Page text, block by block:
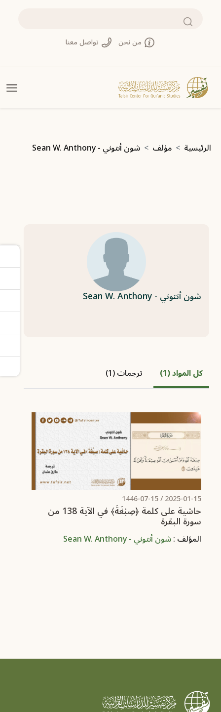
بحث
من نحن تواصل معنا
مسار التنقل
الرئيسية مؤلف شون أنتوني - Sean W. Anthony
شون أنتوني - Sean W. Anthony
كل المواد (1) ترجمات (1)
2025-01-15
/ 1446-07-15
حاشية على كلمة ﴿صِبْغَةَ﴾ في الآية 138 من
سورة البقرة
المؤلف :شون أنتوني - Sean W. Anthony